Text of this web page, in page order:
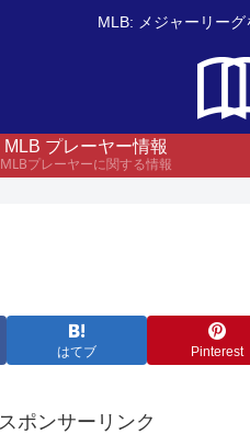
MLB: メジャーリー
MLB プレーヤー情報
MLBプレーヤーに関する情報
はてブ Pinterest
スポンサーリンク